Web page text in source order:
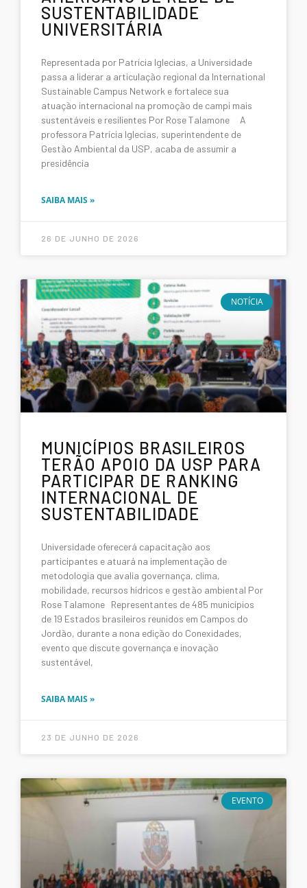
SUSTENTABILIDADE
UNIVERSITÁRIA
Representada por Patrícia Iglecias, a Universidade
passa a liderar a articulação regional da International
Sustainable Campus Network e fortalece sua
atuação internacional na promoção de campi mais
sustentáveis e resilientes Por Rose Talamone A
professora Patrícia Iglecias, superintendente de
Gestão Ambiental da USP, acaba de assumir a
presidência
SAIBA MAIS »
26 DE JUNHO DE 2026
NOTÍCIA
MUNICÍPIOS BRASILEIROS
TERÃO APOIO DA USP PARA
PARTICIPAR DE RANKING
INTERNACIONAL DE
SUSTENTABILIDADE
Universidade oferecerá capacitação aos
participantes e atuará na implementação de
metodologia que avalia governança, clima,
mobilidade, recursos hídricos e gestão ambiental Por
Rose Talamone Representantes de 485 municípios
de 19 Estados brasileiros reunidos em Campos do
Jordão, durante a nona edição do Conexidades,
evento que discute governança e inovação
sustentável,
SAIBA MAIS »
23 DE JUNHO DE 2026
EVENTO